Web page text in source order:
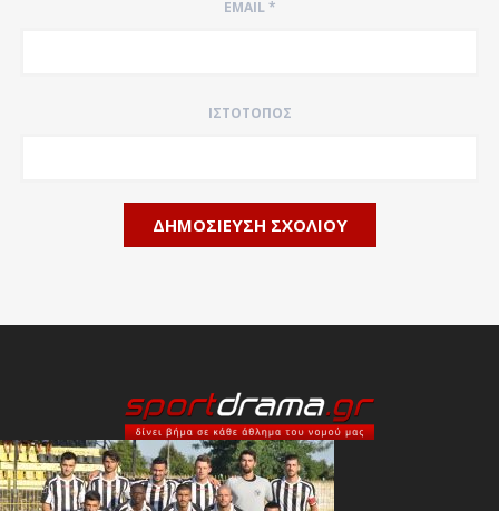
EMAIL*
ΙΣΤΌΤΟΠΟΣ